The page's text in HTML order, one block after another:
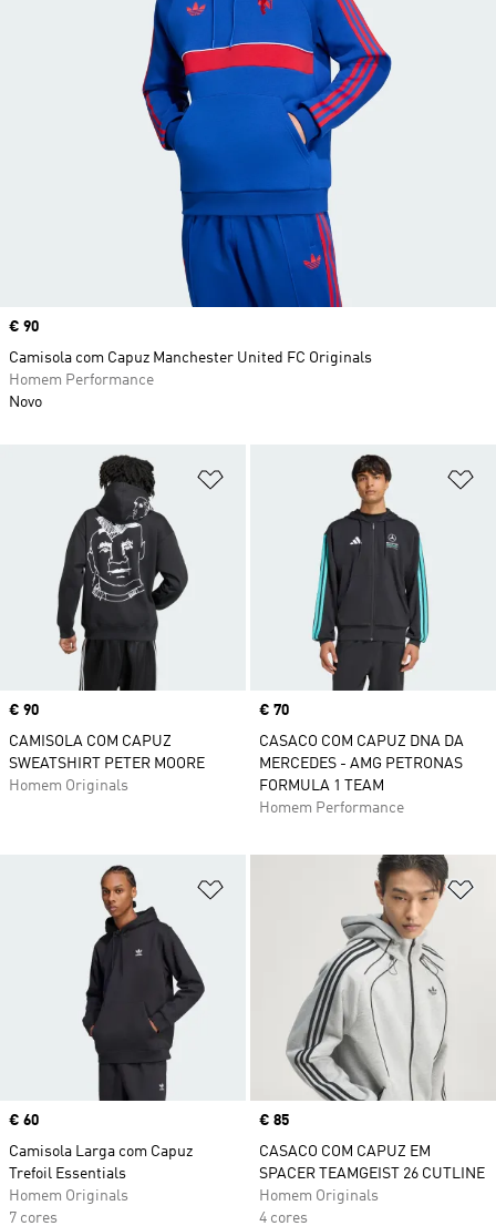
Adicionar à Lista de Desejos
Price
€ 90
CAMISOLA COM CAPUZ
SWEATSHIRT PETER MOORE
Homem Originals
Price
€ 70
CASACO COM CAPUZ DNA DA
MERCEDES - AMG PETRONAS
FORMULA 1 TEAM
Homem Performance
Adicionar à Lista de Desejos
Price
€ 60
Camisola Larga com Capuz
Trefoil Essentials
Homem Originals
7 cores
Price
€ 85
CASACO COM CAPUZ EM
SPACER TEAMGEIST 26 CUTLINE
Homem Originals
4 cores
Price
€ 90
Camisola com Capuz Manchester United FC Originals
Homem Performance
Novo